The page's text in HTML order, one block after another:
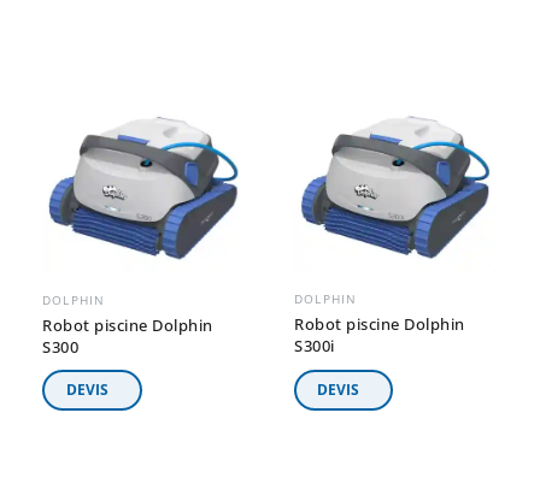
DOLPHIN
Robot piscine Dolphin
S300
DOLPHIN
Robot piscine Dolphin
S300i